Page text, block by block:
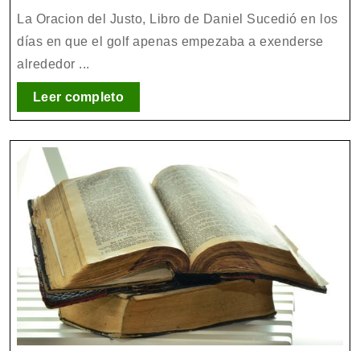
de
La Oracion del Justo, Libro de Daniel Sucedió en los
días en que el golf apenas empezaba a exenderse
alrededor ...
Leer completoLeer
completo